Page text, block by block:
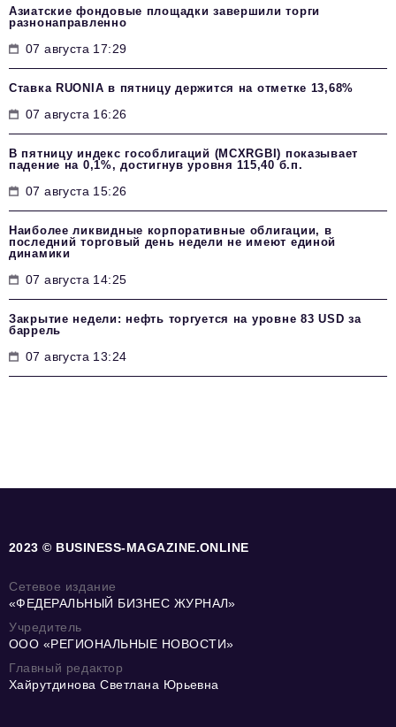
Азиатские фондовые площадки завершили торги
разнонаправленно
07 августа 17:29
Ставка RUONIA в пятницу держится на отметке 13,68%
07 августа 16:26
В пятницу индекс гособлигаций (MCXRGBI) показывает
падение на 0,1%, достигнув уровня 115,40 б.п.
07 августа 15:26
Наиболее ликвидные корпоративные облигации, в
последний торговый день недели не имеют единой
динамики
07 августа 14:25
Закрытие недели: нефть торгуется на уровне 83 USD за
баррель
07 августа 13:24
2023 © BUSINESS-MAGAZINE.ONLINE
Сетевое издание
«ФЕДЕРАЛЬНЫЙ БИЗНЕС ЖУРНАЛ»
Учредитель
ООО «РЕГИОНАЛЬНЫЕ НОВОСТИ»
Главный редактор
Хайрутдинова Светлана Юрьевна